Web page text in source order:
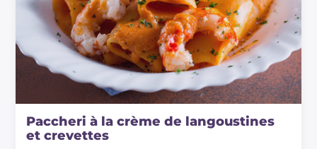
Paccheri à la crème de langoustines
et crevettes